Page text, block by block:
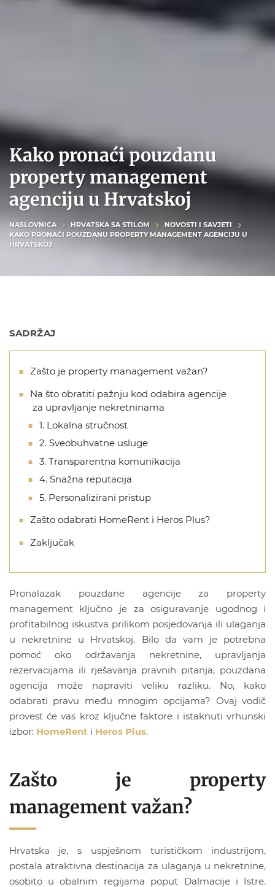
Kako pronaći pouzdanu
property management
agenciju u Hrvatskoj
NASLOVNICA HRVATSKA SA STILOM
NOVOSTI I SAVJETI
KAKO PRONAĆI POUZDANU PROPERTY MANAGEMENT AGENCIJU U
HRVATSKOJ
SADRŽAJ
Zašto je property management važan?
Na što obratiti pažnju kod odabira agencije
za upravljanje nekretninama
1. Lokalna stručnost
2. Sveobuhvatne usluge
3. Transparentna komunikacija
4. Snažna reputacija
5. Personalizirani pristup
Zašto odabrati HomeRent i Heros Plus?
Zaključak
Pronalazak pouzdane agencije za property
management ključno je za osiguravanje ugodnog i
profitabilnog iskustva prilikom posjedovanja ili ulaganja
u nekretnine u Hrvatskoj. Bilo da vam je potrebna
pomoć oko održavanja nekretnine, upravljanja
rezervacijama ili rješavanja pravnih pitanja, pouzdana
agencija može napraviti veliku razliku. No, kako
odabrati pravu među mnogim opcijama? Ovaj vodič
provest će vas kroz ključne faktore i istaknuti vrhunski
izbor: HomeRent i Heros Plus.
Zašto je property
management važan?
Hrvatska je, s uspješnom turističkom industrijom,
postala atraktivna destinacija za ulaganja u nekretnine,
osobito u obalnim regijama poput Dalmacije i Istre.